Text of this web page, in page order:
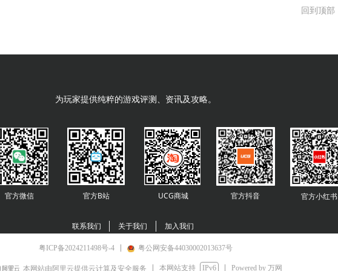
回到顶部
官方B站
官方微信
为玩家提供纯粹的游戏评测、资讯及攻略。
联系我们 关于我们 加入我们
UCG商城 官方抖音 官方小红书
粤ICP备2024211498号-4 粤公网安备44030002013637号
本网站由阿里云提供云计算及安全服务 本网站支持 IPv6 Powered by 万网